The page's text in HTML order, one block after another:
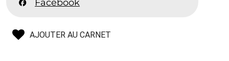
Facebook
AJOUTER AU CARNET